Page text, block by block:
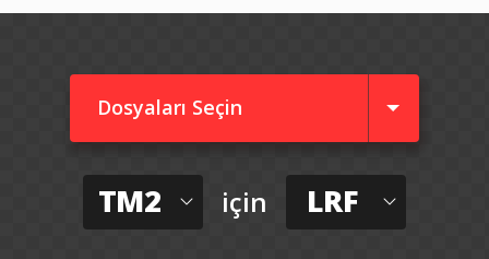
Dosyaları Seçin
TM2 için LRF